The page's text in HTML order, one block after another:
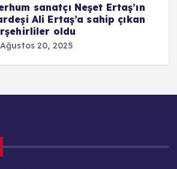
sanatçı Neşet Ertaş’ın
Ali Ertaş’a sahip çıkan
oldu
20, 2025